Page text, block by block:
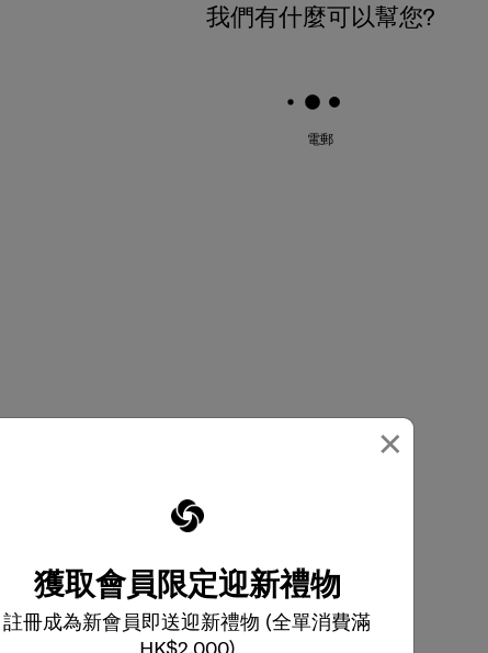
×
獲取會員限定迎新禮物
註冊成為新會員即送迎新禮物 (全單消費滿
HK$2,000)
我們有什麼可以幫您?
電郵
高效雙隔層設計，方便有序收納